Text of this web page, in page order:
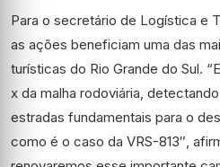
Para o secretário de Logística e
as ações beneficiam uma das
turísticas do Rio Grande do Sul.
x da malha rodoviária,
estradas fundamentais para o
como é o caso da VRS-813″,